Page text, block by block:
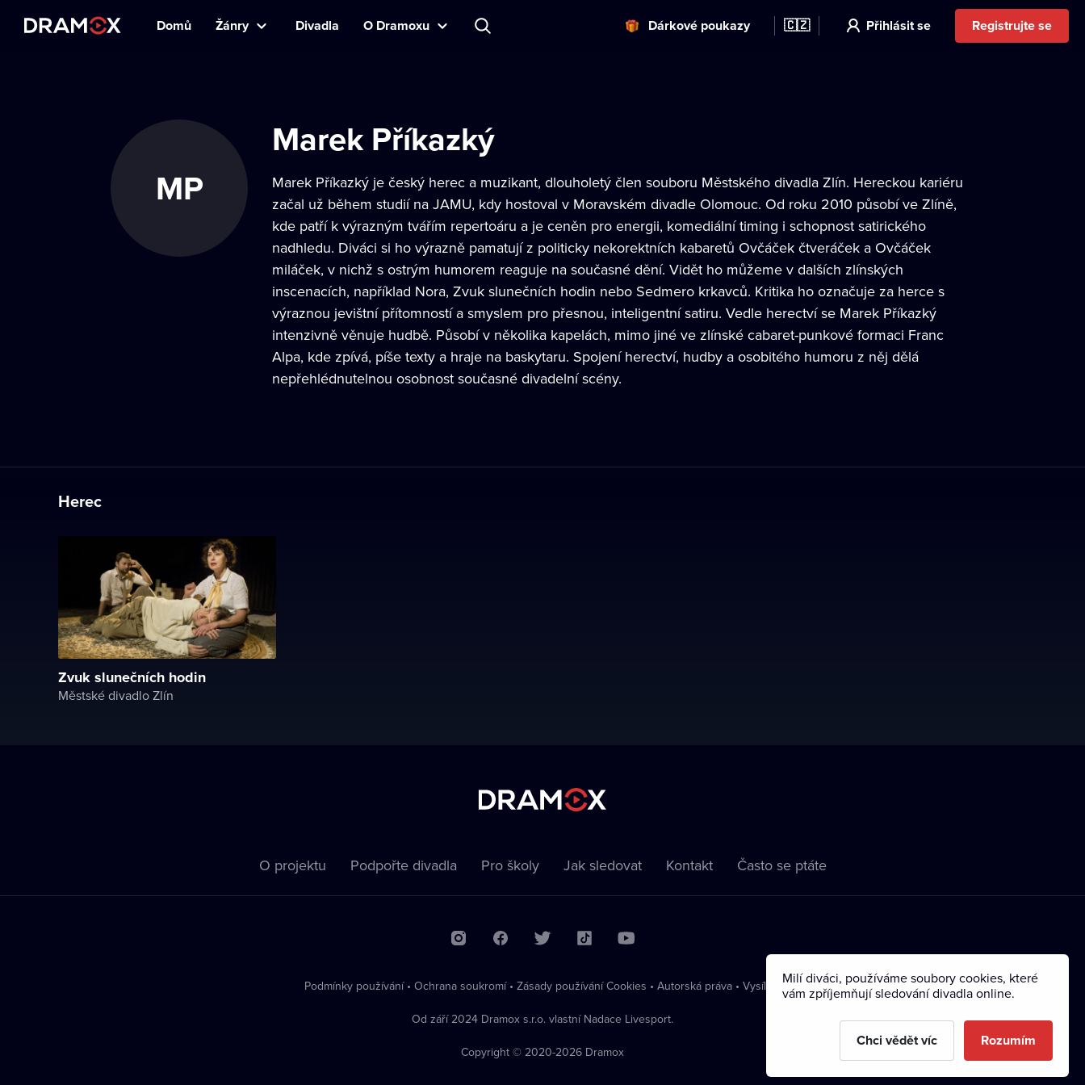
Domů Žánry Divadla O Dramoxu Dárkové poukazy 🇨🇿 Přihlásit se Registrujte se
MP
Marek Příkazký
Marek Příkazký je český herec a muzikant, dlouholetý člen souboru Městského divadla Zlín. Hereckou kariéru
začal už během studií na JAMU, kdy hostoval v Moravském divadle Olomouc. Od roku 2010 působí ve Zlíně,
kde patří k výrazným tvářím repertoáru a je ceněn pro energii, komediální timing i schopnost satirického
nadhledu. Diváci si ho výrazně pamatují z politicky nekorektních kabaretů Ovčáček čtveráček a Ovčáček
miláček, v nichž s ostrým humorem reaguje na současné dění. Vidět ho můžeme v dalších zlínských
inscenacích, například Nora, Zvuk slunečních hodin nebo Sedmero krkavců. Kritika ho označuje za herce s
výraznou jevištní přítomností a smyslem pro přesnou, inteligentní satiru. Vedle herectví se Marek Příkazký
intenzivně věnuje hudbě. Působí v několika kapelách, mimo jiné ve zlínské cabaret-punkové formaci Franc
Alpa, kde zpívá, píše texty a hraje na baskytaru. Spojení herectví, hudby a osobitého humoru z něj dělá
nepřehlédnutelnou osobnost současné divadelní scény.
Herec
Zvuk slunečních hodin
Městské divadlo Zlín
O projektu Podpořte divadla Pro školy Jak sledovat Kontakt Často se ptáte
Podmínky používání • Ochrana soukromí • Zásady používání Cookies • Autorská práva • Vysílání
Od září 2024 Dramox s.r.o. vlastní Nadace Livesport.
Copyright © 2020-2026 Dramox
Milí diváci, používáme soubory cookies, které
vám zpříjemňují sledování divadla online.
Chci vědět víc Rozumím